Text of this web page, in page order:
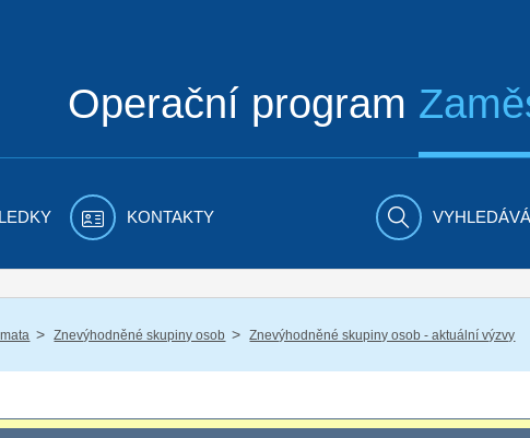
Operační program
KONTAKTY
/ Znevýhodněné skupiny osob / Znevýhodněné skupiny osob - aktuální výzvy